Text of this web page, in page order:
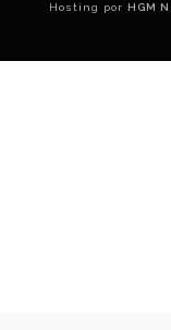
Hosting porHGM